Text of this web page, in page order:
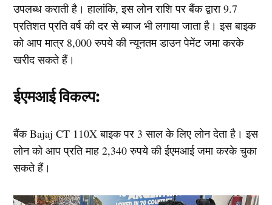
उपलब्ध कराती है। हालांकि, इस लोन राशि पर बैंक द्वारा 9.7
प्रतिशत प्रति वर्ष की दर से ब्याज भी लगाया जाता है। इस बाइक
को आप मात्र 8,000 रुपये की न्यूनतम डाउन पेमेंट जमा करके
खरीद सकते हैं।
ईएमआई विकल्प:
बैंक Bajaj CT 110X बाइक पर 3 साल के लिए लोन देता है। इस
लोन को आप प्रति माह 2,340 रुपये की ईएमआई जमा करके चुका
सकते हैं।